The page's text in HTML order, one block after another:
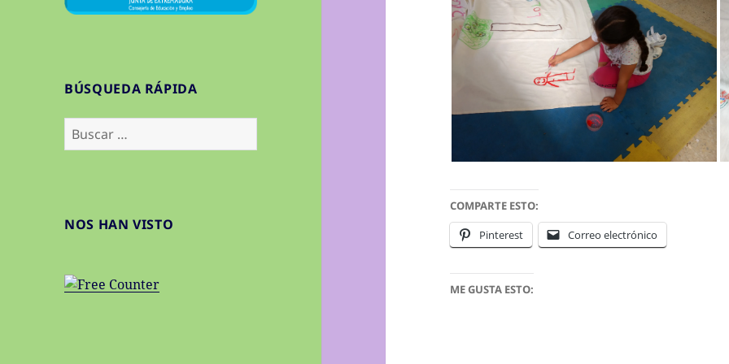
BÚSQUEDA RÁPIDA
Buscar:
NOS HAN VISTO
COMPARTE ESTO:
Pinterest
Correo electrónico
ME GUSTA ESTO: